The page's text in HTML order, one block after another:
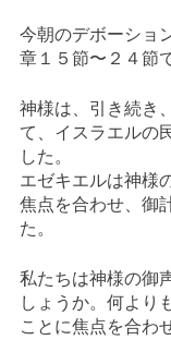
今朝のデボーショ
章１５節〜２４節
神様は、引き続き
て、イスラエルの
した。
エゼキエルは神様
焦点を合わせ、御
た。
私たちは神様の御
しょうか。何より
ことに焦点を合わ